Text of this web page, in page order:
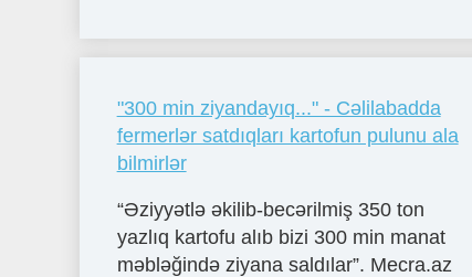
"300 min ziyandayıq..." - Cəlilabadda
fermerlər satdıqları kartofun pulunu ala
bilmirlər
“Əziyyətlə əkilib-becərilmiş 350 ton
yazlıq kartofu alıb bizi 300 min manat
məbləğində ziyana saldılar”. Mecra.az